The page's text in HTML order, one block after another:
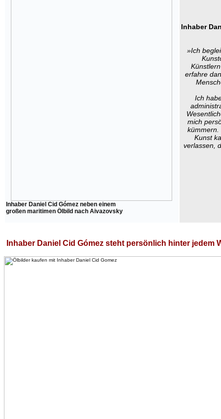
Inhaber Daniel Cid Gómez neben einem
großen maritimen Ölbild nach Aivazovsky
Inhaber
»Ich
erfahre
Ich
mich
Kunst
verlassen,
Inhaber Daniel Cid Gómez steht persönlich hinter jedem